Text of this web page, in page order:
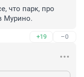
что парк, про
Мурино.
+19 –0